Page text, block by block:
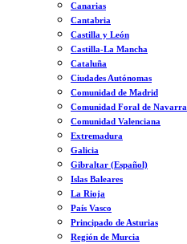
Canarias
Cantabria
Castilla y León
Castilla-La Mancha
Cataluña
Ciudades Autónomas
Comunidad de Madrid
Comunidad Foral de Navarra
Comunidad Valenciana
Extremadura
Galicia
Gibraltar (Español)
Islas Baleares
La Rioja
País Vasco
Principado de Asturias
Región de Murcia